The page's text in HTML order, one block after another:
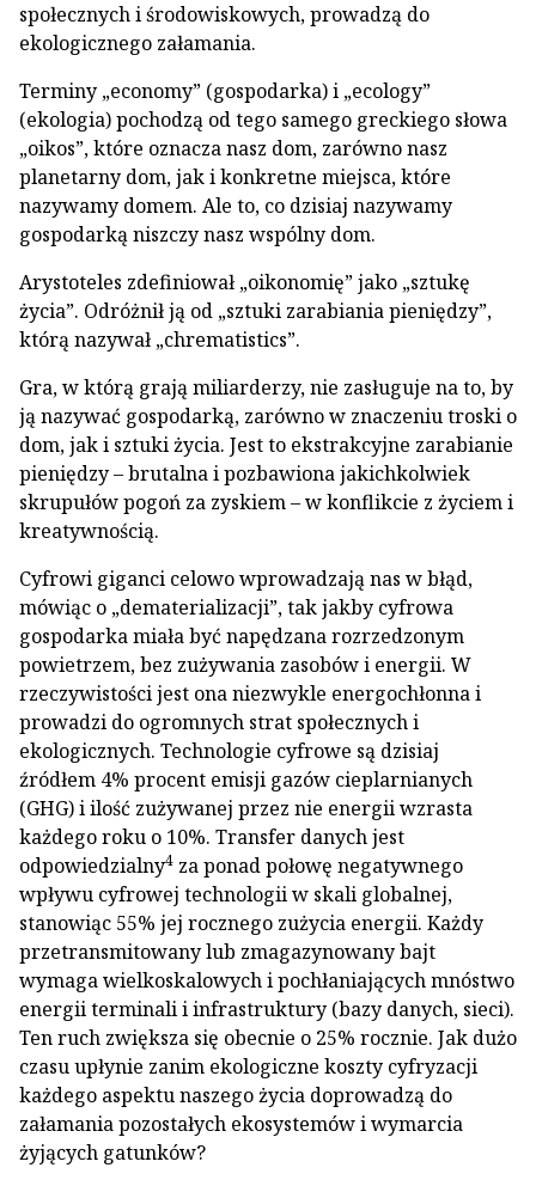
społecznych i środowiskowych, prowadzą do
ekologicznego załamania.
Terminy „economy” (gospodarka) i „ecology”
(ekologia) pochodzą od tego samego greckiego słowa
„oikos”, które oznacza nasz dom, zarówno nasz
planetarny dom, jak i konkretne miejsca, które
nazywamy domem. Ale to, co dzisiaj nazywamy
gospodarką niszczy nasz wspólny dom.
Arystoteles zdefiniował „oikonomię” jako „sztukę
życia”. Odróżnił ją od „sztuki zarabiania pieniędzy”,
którą nazywał „chrematistics”.
Gra, w którą grają miliarderzy, nie zasługuje na to, by
ją nazywać gospodarką, zarówno w znaczeniu troski o
dom, jak i sztuki życia. Jest to ekstrakcyjne zarabianie
pieniędzy – brutalna i pozbawiona jakichkolwiek
skrupułów pogoń za zyskiem – w konflikcie z życiem i
kreatywnością.
Cyfrowi giganci celowo wprowadzają nas w błąd,
mówiąc o „dematerializacji”, tak jakby cyfrowa
gospodarka miała być napędzana rozrzedzonym
powietrzem, bez zużywania zasobów i energii. W
rzeczywistości jest ona niezwykle energochłonna i
prowadzi do ogromnych strat społecznych i
ekologicznych. Technologie cyfrowe są dzisiaj
źródłem 4% procent emisji gazów cieplarnianych
(GHG) i ilość zużywanej przez nie energii wzrasta
każdego roku o 10%. Transfer danych jest
odpowiedzialny4 za ponad połowę negatywnego
wpływu cyfrowej technologii w skali globalnej,
stanowiąc 55% jej rocznego zużycia energii. Każdy
przetransmitowany lub zmagazynowany bajt
wymaga wielkoskalowych i pochłaniających mnóstwo
energii terminali i infrastruktury (bazy danych, sieci).
Ten ruch zwiększa się obecnie o 25% rocznie. Jak dużo
czasu upłynie zanim ekologiczne koszty cyfryzacji
każdego aspektu naszego życia doprowadzą do
załamania pozostałych ekosystemów i wymarcia
żyjących gatunków?